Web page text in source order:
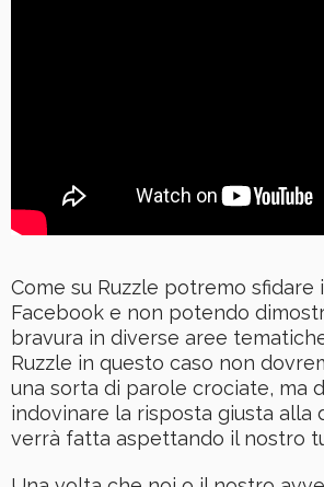
Come su Ruzzle potremo sfidare
Facebook e non potendo
bravura in diverse aree
Ruzzle in questo caso non
una sorta di parole crociate, ma
indovinare la risposta giusta alla
verrà fatta aspettando il nostro